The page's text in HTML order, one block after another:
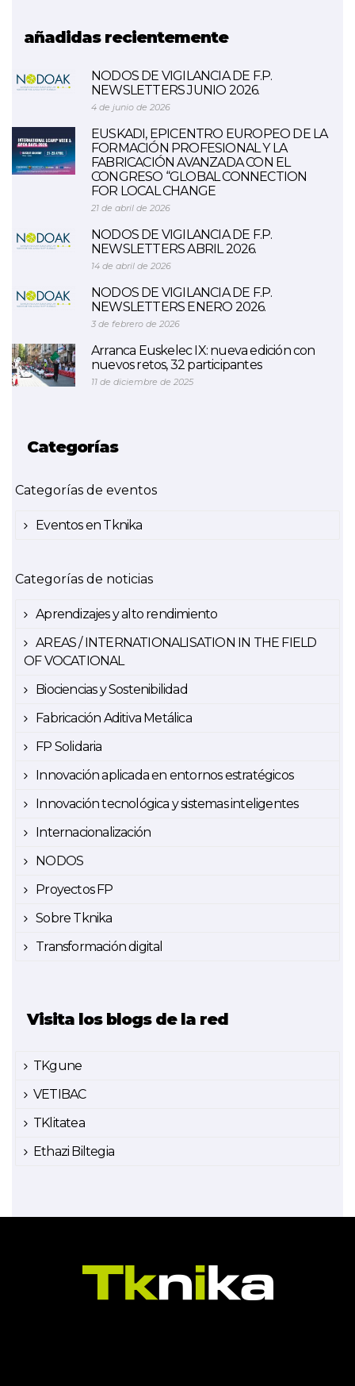
añadidas recientemente
NODOS DE VIGILANCIA DE F.P.
NEWSLETTERS JUNIO 2026.
4 de junio de 2026
EUSKADI, EPICENTRO EUROPEO DE LA
FORMACIÓN PROFESIONAL Y LA
FABRICACIÓN AVANZADA CON EL
CONGRESO “GLOBAL CONNECTION
FOR LOCAL CHANGE
21 de abril de 2026
NODOS DE VIGILANCIA DE F.P.
NEWSLETTERS ABRIL 2026.
14 de abril de 2026
NODOS DE VIGILANCIA DE F.P.
NEWSLETTERS ENERO 2026.
3 de febrero de 2026
Arranca Euskelec IX: nueva edición con
nuevos retos, 32 participantes
11 de diciembre de 2025
Categorías
Categorías de eventos
Eventos en Tknika
Categorías de noticias
Aprendizajes y alto rendimiento
AREAS / INTERNATIONALISATION IN THE FIELD
OF VOCATIONAL
Biociencias y Sostenibilidad
Fabricación Aditiva Metálica
FP Solidaria
Innovación aplicada en entornos estratégicos
Innovación tecnológica y sistemas inteligentes
Internacionalización
NODOS
Proyectos FP
Sobre Tknika
Transformación digital
Visita los blogs de la red
TKgune
VETIBAC
TKlitatea
Ethazi Biltegia